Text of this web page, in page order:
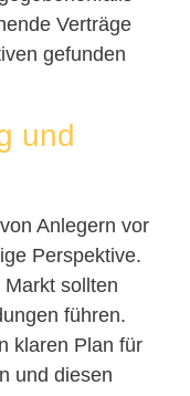
Verträge
gefunden
und
Anlegern vor
Perspektive.
sollten
führen.
klaren Plan für
und diesen